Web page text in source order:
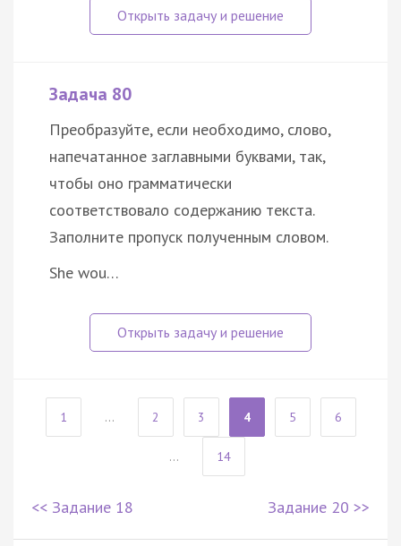
Задача 80
Преобразуйте, если необходимо, слово,
напечатанное заглавными буквами, так,
чтобы оно грамматически
соответствовало содержанию текста.
Заполните пропуск полученным словом.
She wou…
1 ... 2 3 4 5 6
... 14
<< Задание 18 Задание 20 >>